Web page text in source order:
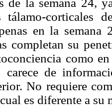
de la semana 24,
tálamo-corticales
en la
completan su
como
carece de
No requiere
es diferente a su